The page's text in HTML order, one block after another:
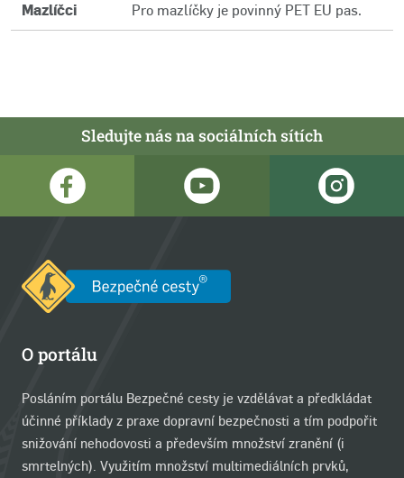
Mazlíčci Pro mazlíčky je povinný PET EU pas.
Sledujte nás na sociálních sítích
O portálu
Posláním portálu Bezpečné cesty je vzdělávat a předkládat
účinné příklady z praxe dopravní bezpečnosti a tím podpořit
snižování nehodovosti a především množství zranění (i
smrtelných). Využitím množství multimediálních prvků,